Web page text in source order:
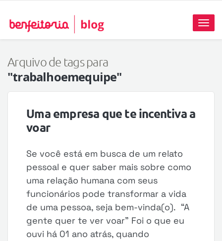
Arquivo de tags para
"trabalhoemequipe"
Uma empresa que te incentiva a
voar
Se você está em busca de um relato
pessoal e quer saber mais sobre como
uma relação humana com seus
funcionários pode transformar a vida
de uma pessoa, seja bem-vinda(o). “A
gente quer te ver voar” Foi o que eu
ouvi há 01 ano atrás, quando